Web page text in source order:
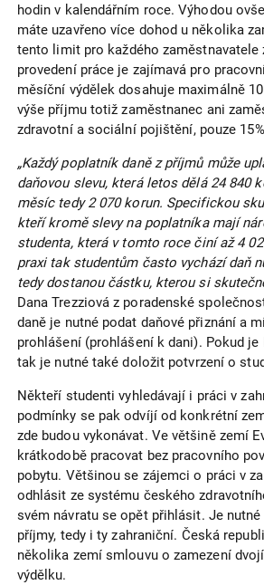
hodin v kalendářním roce. Výhodou
máte uzavřeno více dohod u několika
tento limit pro každého zaměstnavatele
provedení práce je zajímavá pro
měsíční výdělek dosahuje maximálně
výše příjmu totiž zaměstnanec ani
zdravotní a sociální pojištění, pouze
„Každý poplatník daně z příjmů může
daňovou slevu, která letos dělá 24 840
měsíc tedy 2 070 korun. Specifickou
kteří kromě slevy na poplatníka mají
studenta, která v tomto roce činí až 4
praxi tak studentům často vychází daň
tedy dostanou částku, kterou si
Dana Trezziová z poradenské
daně je nutné podat daňové přiznání a
prohlášení (prohlášení k dani). Pokud je
tak je nutné také doložit potvrzení o
Někteří studenti vyhledávají i práci v
podmínky se pak odvíjí od konkrétní
zde budou vykonávat. Ve většině zemí
krátkodobě pracovat bez pracovního
pobytu. Většinou se zájemci o práci v
odhlásit ze systému českého
svém návratu se opět přihlásit. Je
příjmy, tedy i ty zahraniční. Česká
několika zemí smlouvu o zamezení
výdělku.